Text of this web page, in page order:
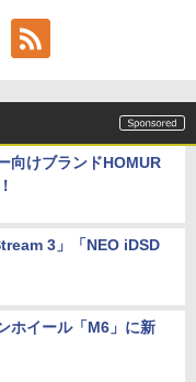
向けブランドHOMUR
3」「NEO iDSD
ホイール「M6」に新